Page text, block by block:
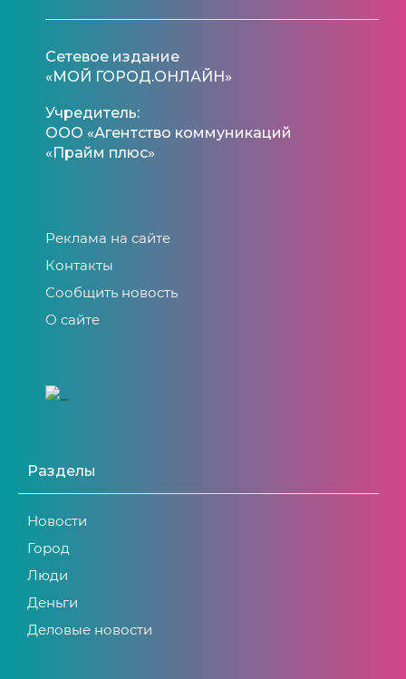
Сетевое издание
«МОЙ ГОРОД.ОНЛАЙН»
Учредитель:
ООО «Агентство коммуникаций
«Прайм плюс»
Реклама на сайте
Контакты
Сообщить новость
О сайте
Разделы
Новости
Город
Люди
Деньги
Деловые новости